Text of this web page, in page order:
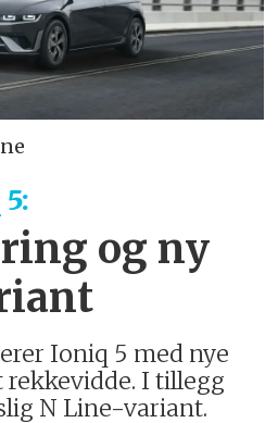
og ny
Ioniq 5 med nye
I tillegg
N Line-variant.